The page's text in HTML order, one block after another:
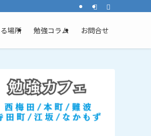
場所 勉強コラム お問合せ